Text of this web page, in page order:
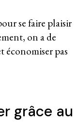
se faire plaisir
on a de
économiser pas
grâce au